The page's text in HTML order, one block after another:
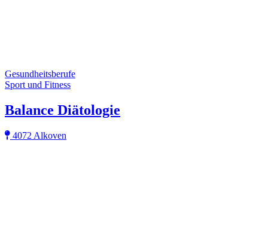
Gesundheitsberufe
Sport und Fitness
Balance Diätologie
4072 Alkoven